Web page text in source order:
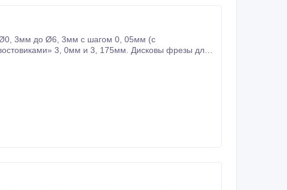
Ø0, 3мм до Ø6, 3мм с шагом 0, 05мм (с